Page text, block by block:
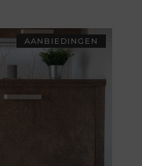
AANBIEDINGEN